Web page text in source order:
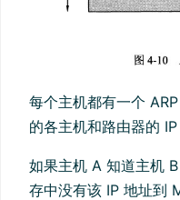
每个主机都有一个
的各主机和路由器的
如果主机 A 知道主机
存中没有该 IP 地址到